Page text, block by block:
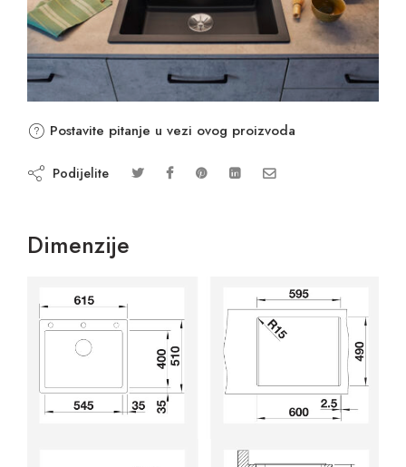
Postavite pitanje u vezi ovog proizvoda
Podijelite
Dimenzije